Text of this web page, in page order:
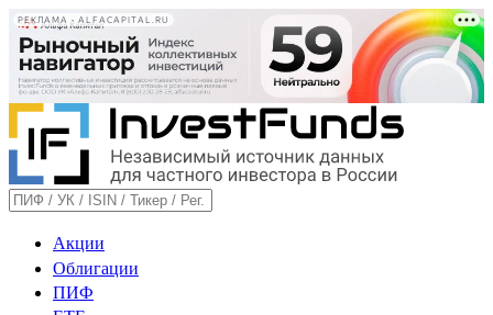
РЕКЛАМА • ALFACAPITAL.RU
Акции
Облигации
ПИФ